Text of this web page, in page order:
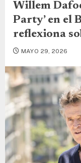
Willem
Party’ en el
reflexiona
MAYO 29, 2026